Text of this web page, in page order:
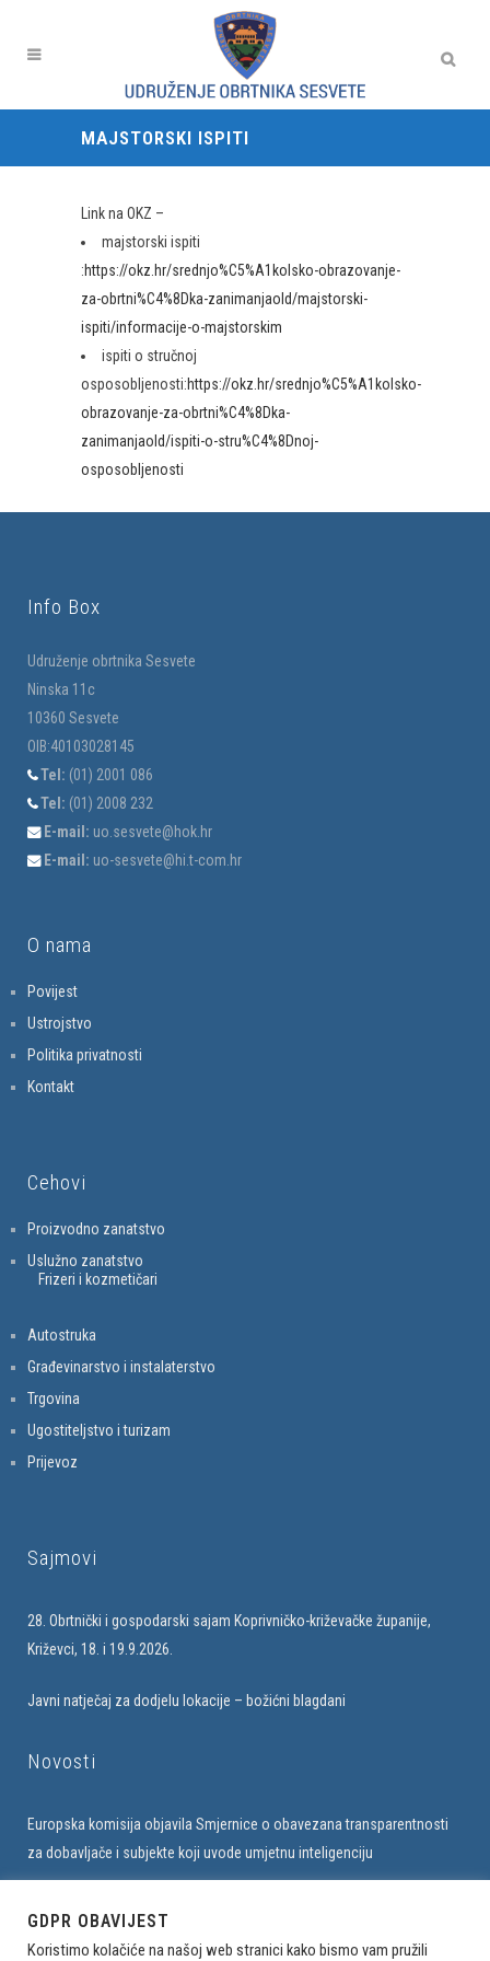
MAJSTORSKI ISPITI
Link na OKZ –
majstorski ispiti
:https://okz.hr/srednjo%C5%A1kolsko-obrazovanje-
za-obrtni%C4%8Dka-zanimanjaold/majstorski-
ispiti/informacije-o-majstorskim
ispiti o stručnoj
osposobljenosti:https://okz.hr/srednjo%C5%A1kolsko-
obrazovanje-za-obrtni%C4%8Dka-
zanimanjaold/ispiti-o-stru%C4%8Dnoj-
osposobljenosti
Info Box
Udruženje obrtnika Sesvete
Ninska 11c
10360 Sesvete
OIB:40103028145
Tel: (01) 2001 086
Tel: (01) 2008 232
E-mail: uo.sesvete@hok.hr
E-mail: uo-sesvete@hi.t-com.hr
O nama
Povijest
Ustrojstvo
Politika privatnosti
Kontakt
Cehovi
Proizvodno zanatstvo
Uslužno zanatstvo
Frizeri i kozmetičari
Autostruka
Građevinarstvo i instalaterstvo
Trgovina
Ugostiteljstvo i turizam
Prijevoz
Sajmovi
28. Obrtnički i gospodarski sajam Koprivničko-križevačke županije,
Križevci, 18. i 19.9.2026.
Javni natječaj za dodjelu lokacije – božićni blagdani
Novosti
Europska komisija objavila Smjernice o obavezana transparentnosti
za dobavljače i subjekte koji uvode umjetnu inteligenciju
GDPR OBAVIJEST
Koristimo kolačiće na našoj web stranici kako bismo vam pružili